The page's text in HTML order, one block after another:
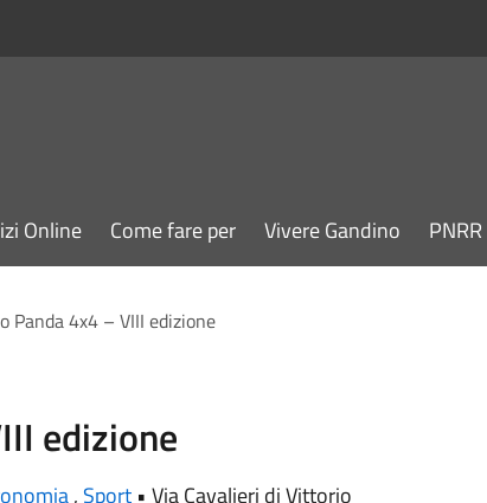
Online Come fare per Vivere Gandino PNRR
Panda 4x4 – VIII edizione
edizione
, Sport • Via Cavalieri di Vittorio